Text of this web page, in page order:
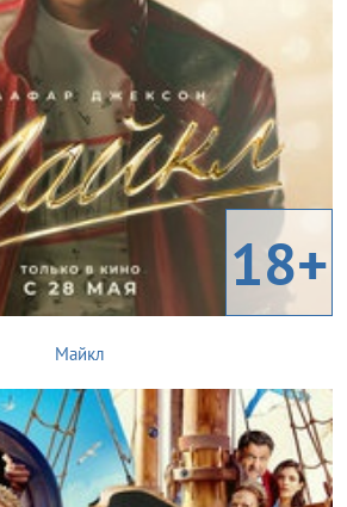
18+
Майкл